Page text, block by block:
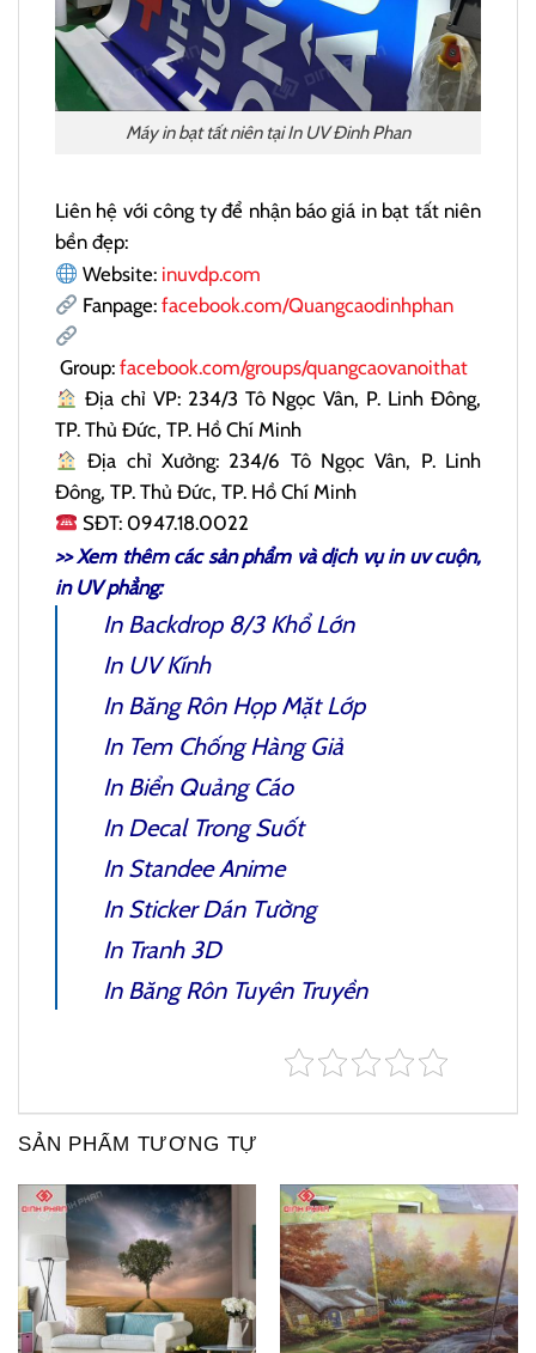
Máy in bạt tất niên tại In UV Đinh Phan
Liên hệ với công ty để nhận báo giá in bạt tất niên
bền đẹp:
Website: inuvdp.com
Fanpage: facebook.com/Quangcaodinhphan
Group: facebook.com/groups/quangcaovanoithat
Địa chỉ VP: 234/3 Tô Ngọc Vân, P. Linh Đông,
TP. Thủ Đức, TP. Hồ Chí Minh
Địa chỉ Xưởng: 234/6 Tô Ngọc Vân, P. Linh
Đông, TP. Thủ Đức, TP. Hồ Chí Minh
SĐT: 0947.18.0022
>> Xem thêm các sản phẩm và dịch vụin uv cuộn,
in UV phẳng:
In Backdrop 8/3Khổ Lớn
In UV Kính
In Băng Rôn Họp Mặt Lớp
In Tem Chống Hàng Giả
In Biển Quảng Cáo
In Decal TrongSuốt
In Standee Anime
In Sticker Dán Tường
In Tranh 3D
In Băng Rôn Tuyên Truyền
SẢN PHẨM TƯƠNG TỰ